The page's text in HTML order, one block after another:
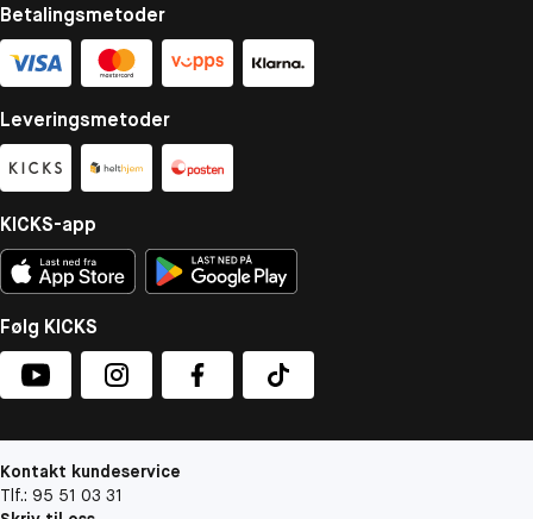
Betalingsmetoder
Leveringsmetoder
KICKS-app
Følg KICKS
Kontakt kundeservice
Tlf.: 95 51 03 31